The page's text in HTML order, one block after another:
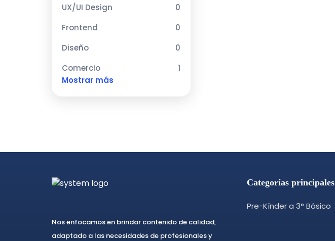
UX/UI Design
0
Frontend
0
Diseño
0
Comercio
1
Mostrar más
Nos enfocamos en brindar contenido de calidad,
adaptado a las necesidades de profesionales y
Categorías principales
Pre-Kínder a 3° Básico